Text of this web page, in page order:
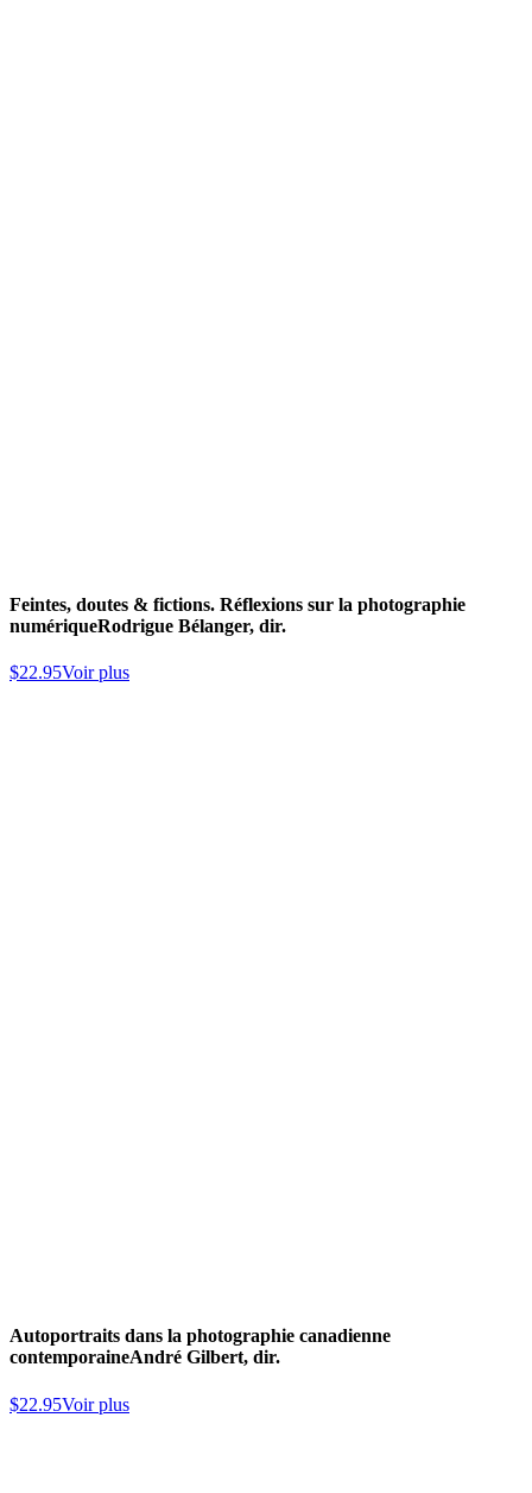
Feintes, doutes & fictions. Réflexions sur la photographie
numériqueRodrigue Bélanger, dir.
$22.95Voir plus
Autoportraits dans la photographie canadienne
contemporaineAndré Gilbert, dir.
$22.95Voir plus